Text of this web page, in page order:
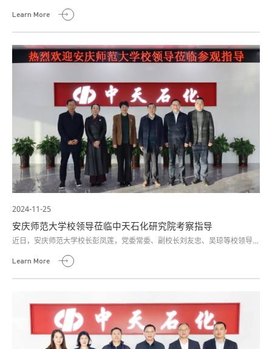
况，探讨未来发展方向。
Learn More
2024-11-25
安庆师范大学校领导莅临中天石化研究院考察指导
近日，安庆师范大学校长彭凤莲，党委常委、副校长刘友忠、吴琼等校领导莅
待。
Learn More